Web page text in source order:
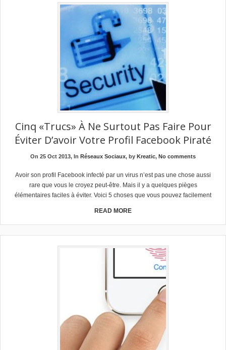
Cinq «trucs» À Ne Surtout Pas Faire Pour
Éviter D’avoir Votre Profil Facebook Piraté
On 25 Oct 2013, In Réseaux Sociaux, by Kreatic, No comments
Avoir son profil Facebook infecté par un virus n’est pas une chose aussi
rare que vous le croyez peut-être. Mais il y a quelques pièges
élémentaires faciles à éviter. Voici 5 choses que vous pouvez facilement
READ MORE